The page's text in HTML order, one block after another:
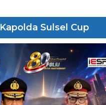
Kapolda Sulsel Cup